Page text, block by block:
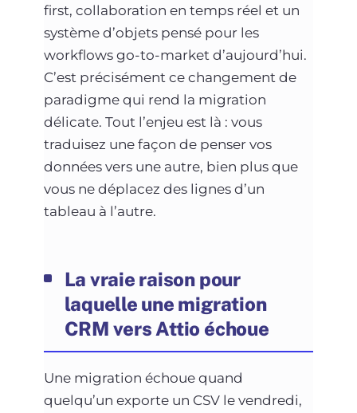
first, collaboration en temps réel et un
système d’objets pensé pour les
workflows go-to-market d’aujourd’hui.
C’est précisément ce changement de
paradigme qui rend la migration
délicate. Tout l’enjeu est là : vous
traduisez une façon de penser vos
données vers une autre, bien plus que
vous ne déplacez des lignes d’un
tableau à l’autre.
La vraie raison pour
laquelle une migration
CRM vers Attio échoue
Une migration échoue quand
quelqu’un exporte un CSV le vendredi,